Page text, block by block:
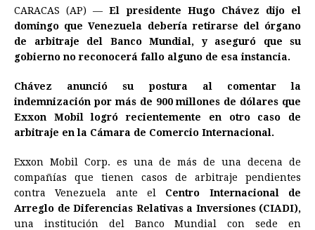
c
e
b
o
k
s
s
e
g
e
a
t
s
p
p
r
e
a
s
n
t
e
e
s
n
k
e
I
n
a
i
l
i
n
t
p
y
L
n
k
CARACAS (AP) —El presidente Hugo Chávez dijo el
domingo que Venezuela debería retirarse del órgano
de arbitraje del Banco Mundial, y aseguró que su
gobierno no reconocerá fallo alguno de esa instancia.
Chávez anunció su postura al comentar la
indemnización por más de 900 millones de dólares que
Exxon Mobil logró recientemente en otro caso de
arbitraje en la Cámara de Comercio Internacional.
Exxon Mobil Corp. es una de más de una decena de
compañías que tienen casos de arbitraje pendientes
contra Venezuela ante el Centro Internacional de
Arreglo de Diferencias Relativas a Inversiones (CIADI),
una institución del Banco Mundial con sede en